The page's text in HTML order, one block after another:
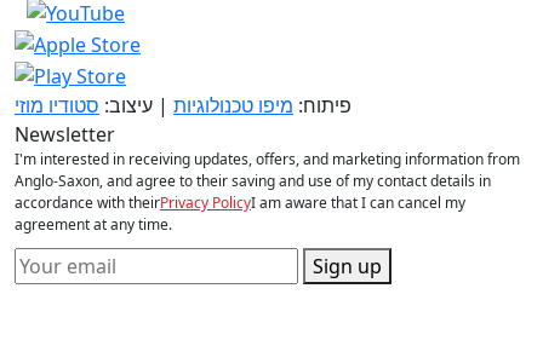
פיתוח: מיפו טכנולוגיות | עיצוב: סטודיו מוזי
Newsletter
I'm interested in receiving updates, offers, and marketing information from
Anglo-Saxon, and agree to their saving and use of my contact details in
accordance with theirPrivacy PolicyI am aware that I can cancel my
agreement at any time.
Sign up